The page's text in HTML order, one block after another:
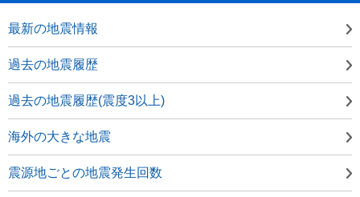
最新の地震情報
過去の地震履歴
過去の地震履歴(震度3以上)
海外の大きな地震
震源地ごとの地震発生回数